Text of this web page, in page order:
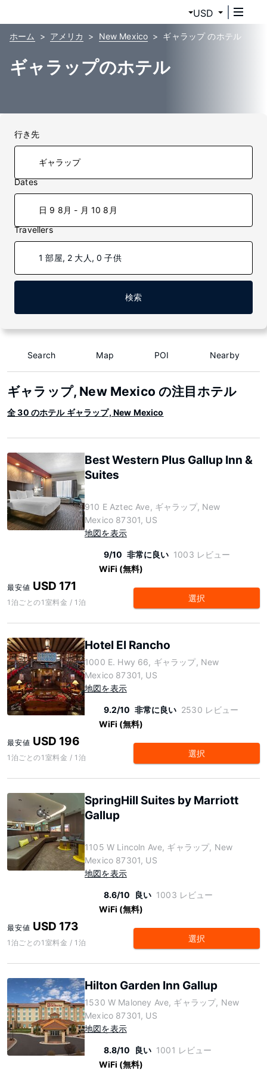
USD
ホーム アメリカ New Mexico ギャラップ のホテル
ギャラップのホテル
行き先
Dates
日 9 8月 - 月 10 8月
Travellers
1 部屋, 2 大人, 0 子供
検索
Search Map POI Nearby
ギャラップ, New Mexico の注目ホテル
全 30 のホテル ギャラップ, New Mexico
Best Western Plus Gallup Inn &
Suites
910 E Aztec Ave, ギャラップ, New
Mexico 87301, US
地図を表示
9/10 非常に良い 1003 レビュー
WiFi (無料)
最安値 USD 171
1泊ごとの1室料金 / 1泊 選択
Hotel El Rancho
1000 E. Hwy 66, ギャラップ, New
Mexico 87301, US
地図を表示
9.2/10 非常に良い 2530 レビュー
WiFi (無料)
最安値 USD 196
1泊ごとの1室料金 / 1泊 選択
SpringHill Suites by Marriott
Gallup
1105 W Lincoln Ave, ギャラップ, New
Mexico 87301, US
地図を表示
8.6/10 良い 1003 レビュー
WiFi (無料)
最安値 USD 173
1泊ごとの1室料金 / 1泊 選択
Hilton Garden Inn Gallup
1530 W Maloney Ave, ギャラップ, New
Mexico 87301, US
地図を表示
8.8/10 良い 1001 レビュー
WiFi (無料)